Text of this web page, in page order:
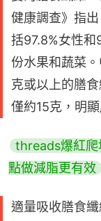
健康調查》指
括97.8%女性
份水果和蔬菜
克或以上的膳
僅約15克，明
threads爆紅爬
點做減脂更有效
適量吸收膳食